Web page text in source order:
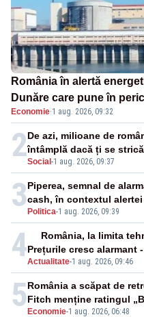
România în alertă
Dunăre care pune în
cunoscută de pe vremea
Economie·1 aug. 2026, 09:32
2Social -1 aug. 2026, 09:37
De azi, milioane de
întâmplă dacă ți se
3 Politica-1 aug. 2026, 09:39
Piperea, semnal de
cash, în contextul
4Actualitate-1 aug. 2026, 09:46
România, la limita
Prețurile cresc alarmant
5 Economie-1 aug. 2026, 06:48
România a scăpat de
Fitch menține ratingul